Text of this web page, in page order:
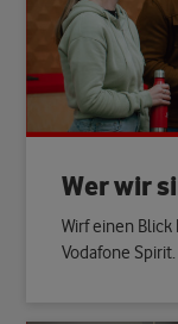
Wer wir
Wirf einen
Vodafone